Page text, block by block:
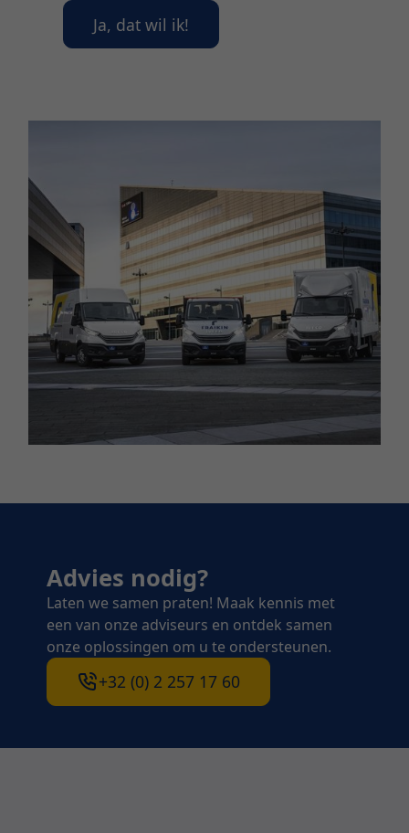
Ja, dat wil ik!
Advies nodig?
Laten we samen praten! Maak kennis met
een van onze adviseurs en ontdek samen
onze oplossingen om u te ondersteunen.
+32 (0) 2 257 17 60